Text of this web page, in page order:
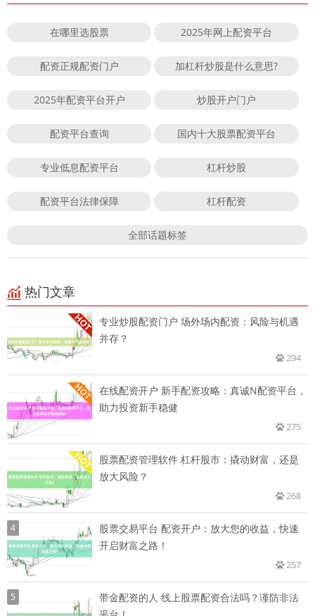
在哪里选股票 2025年网上配资平台
配资正规配资门户 加杠杆炒股是什么意思?
2025年配资平台开户 炒股开户门户
配资平台查询 国内十大股票配资平台
专业低息配资平台 杠杆炒股
配资平台法律保障 杠杆配资
全部话题标签
热门文章
专业炒股配资门户 场外场内配资：风险与机遇
并存？
294
在线配资开户 新手配资攻略：真诚N配资平台，
助力投资新手稳健
275
股票配资管理软件 杠杆股市：撬动财富，还是
放大风险？
268
4
股票交易平台 配资开户：放大您的收益，快速
开启财富之路！
257
5
带金配资的人 线上股票配资合法吗？谨防非法